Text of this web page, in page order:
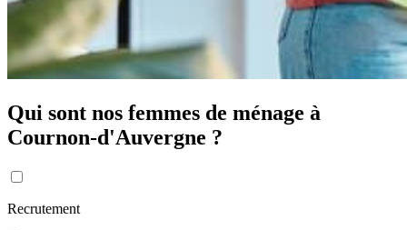
Qui sont nos femmes de ménage à
Cournon-d'Auvergne ?
Recrutement